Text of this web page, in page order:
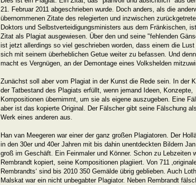
21. Februar 2011 abgeschrieben wurde. Doch anders, als die
übernommenen Zitate des relegierten und inzwischen
Doktors und Selbstverteidigungsministers aus dem Fränkischen,
Zitat als Plagiat ausgewiesen. Über den und seine "fehlenden
ist jetzt allerdings so viel geschrieben worden, dass einem die Lust
sich mit seinem überheblichen Getue weiter zu befassen. Und
macht es Vergnügen, an der Demontage eines Volkshelden
Zunächst soll aber vom Plagiat in der Kunst die Rede sein. In der
der Tatbestand des Plagiats erfüllt, wenn jemand Ideen, Konzepte,
Kompositionen übernimmt, um sie als eigene auszugeben. Eine
aber ist das kopierte Original. Der Fälscher gibt seine Fälschung
Werk eines anderen aus.
Han van Meegeren war einer der ganz großen Plagiatoren. Der
in den 30er und 40er Jahren mit bis dahin unentdeckten Bildern
groß im Geschäft. Ein Feinmaler und Könner. Schon zu Lebzeiten
Rembrandt kopiert, seine Kompositionen plagiiert. Von 711
Rembrandts‘ sind bis 2010 350 Gemälde übrig geblieben. Auch
Malskat war ein nicht unbegabter Plagiator. Neben Rembrandt